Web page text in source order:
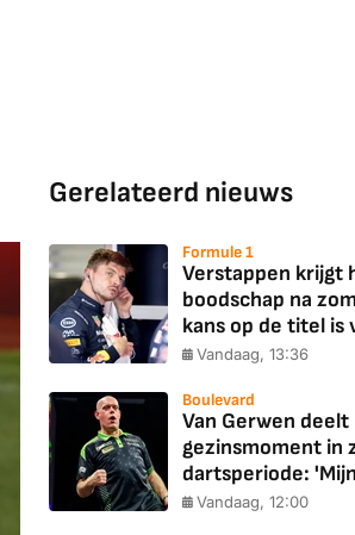
Gerelateerd nieuws
Formule 1
Verstappen krijgt
boodschap na
kans op de titel is
Vandaag, 13:36
Boulevard
Van Gerwen
gezinsmoment in
dartsperiode:
Vandaag, 12:00